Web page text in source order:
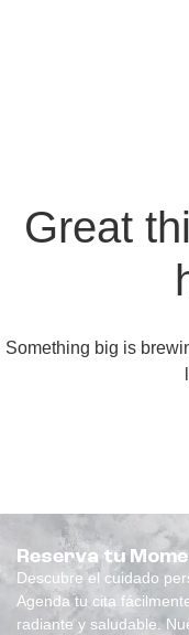
Great
Something big is
Reserva tu
Descubre el cuidado
Agenda tu cita
radiante y saludable.